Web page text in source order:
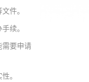
件。
续。
需要申请
。